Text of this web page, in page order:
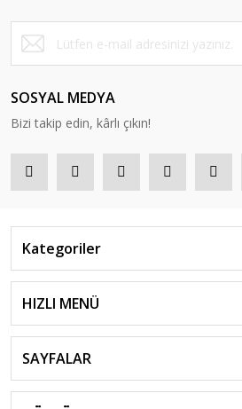
SOSYAL MEDYA
Bizi takip edin, kârlı çıkın!
Kategoriler
HIZLI MENÜ
SAYFALAR